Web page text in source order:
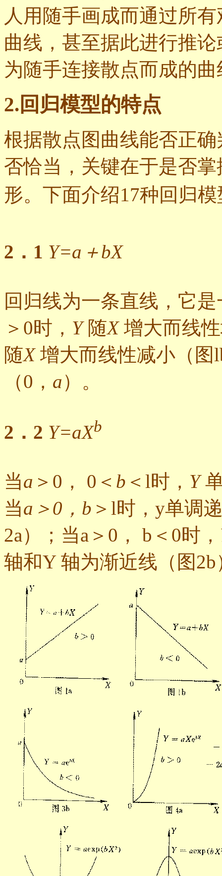
人用随手画成而通过所
曲线，甚至据此进行推
为随手连接散点而成的
2.回归模型的特点
根据散点图曲线能否正
否恰当，关键在于是否
形。下面介绍17种回归
2．1 Y=a＋bX
回归线为一条直线，它
＞0时， Y随X增大而线
随X增大而线性减小（图
（0， a）。
2．2 Y=aXb
当a ＞0， 0＜ b ＜l时， Y
当a＞0，b ＞l时，y单调
2a）；当a＞0， b＜0时，
轴和Y 轴为渐近线（图2b